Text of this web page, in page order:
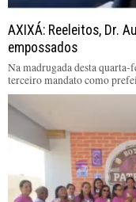
AXIXÁ: Reeleitos, Dr.
empossados
Na madrugada desta
terceiro mandato como